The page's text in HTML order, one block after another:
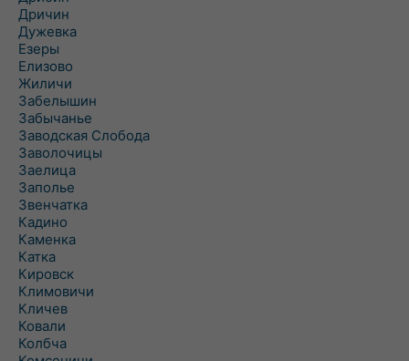
Дричин
Дужевка
Езеры
Елизово
Жиличи
Забелышин
Забычанье
Заводская Слобода
Заволочицы
Заелица
Заполье
Звенчатка
Кадино
Каменка
Катка
Кировск
Климовичи
Кличев
Ковали
Колбча